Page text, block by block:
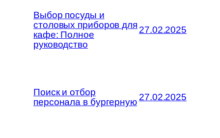
Выбор посуды и
столовых приборов для
кафе: Полное
руководство
27.02.2025
Поиск и отбор
персонала в бургерную 27.02.2025